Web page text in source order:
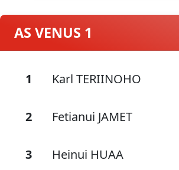
AS VENUS 1
1 Karl TERIINOHO
2 Fetianui JAMET
3 Heinui HUAA